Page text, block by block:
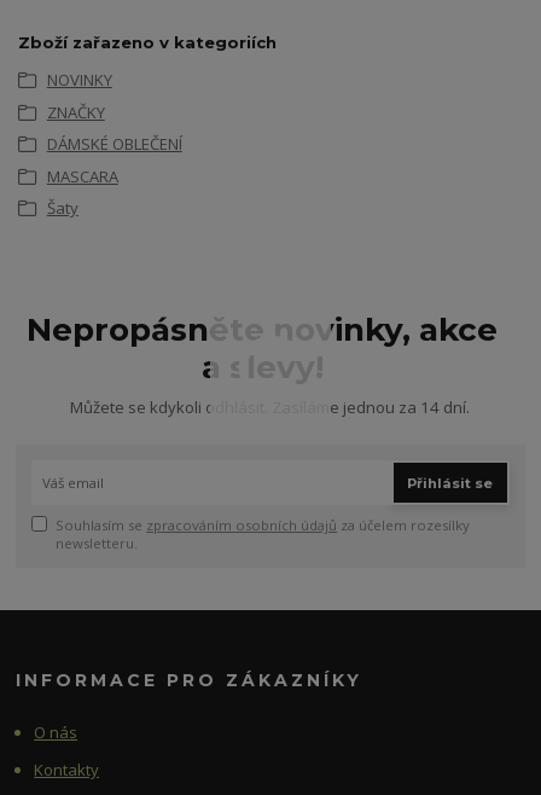
Zboží zařazeno v kategoriích
NOVINKY
ZNAČKY
DÁMSKÉ OBLEČENÍ
MASCARA
Šaty
Nepropásněte novinky, akce
a slevy!
Můžete se kdykoli odhlásit. Zasíláme jednou za 14 dní.
Přihlásit se
Souhlasím se zpracováním osobních údajů za účelem rozesílky
newsletteru.
INFORMACE PRO ZÁKAZNÍKY
O nás
Kontakty